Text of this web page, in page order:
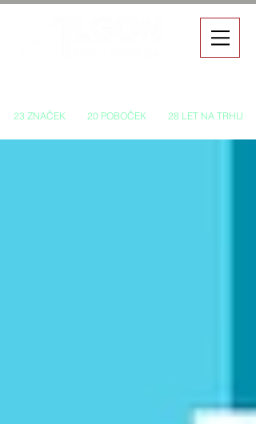
23 ZNAČEK 20 POBOČEK 28 LET NA TRHU